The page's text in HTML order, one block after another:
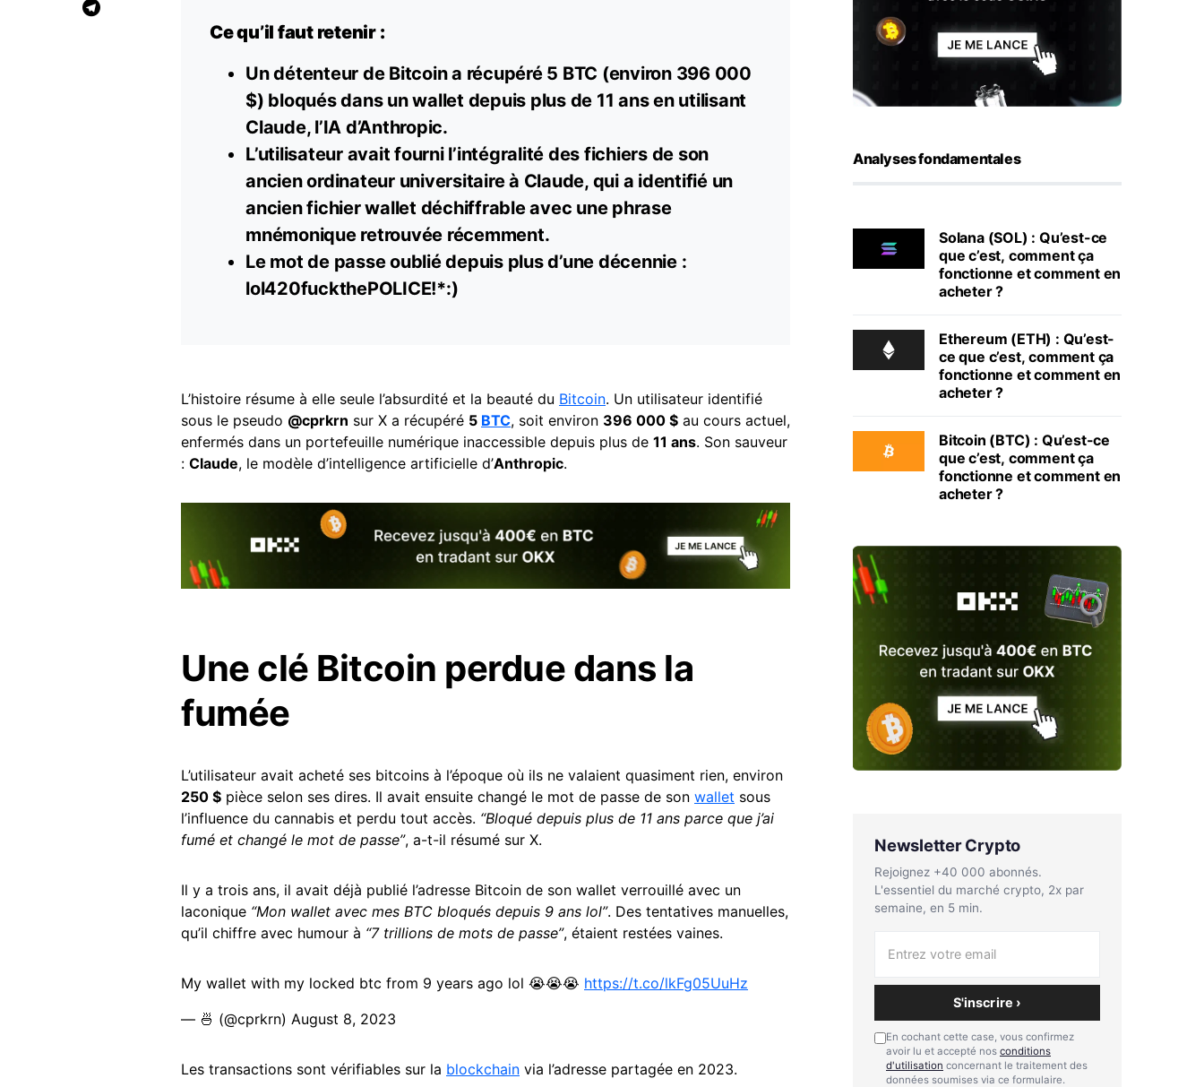
Ce qu’il faut retenir :
Un détenteur de Bitcoin a récupéré 5 BTC (environ 396 000
$) bloqués dans un wallet depuis plus de 11 ans en utilisant
Claude, l’IA d’Anthropic.
L’utilisateur avait fourni l’intégralité des fichiers de son
ancien ordinateur universitaire à Claude, qui a identifié un
ancien fichier wallet déchiffrable avec une phrase
mnémonique retrouvée récemment.
Le mot de passe oublié depuis plus d’une décennie :
lol420fuckthePOLICE!*:)
L’histoire résume à elle seule l’absurdité et la beauté du Bitcoin. Un utilisateur identifié
sous le pseudo @cprkrn sur X a récupéré 5 BTC, soit environ 396 000 $ au cours actuel,
enfermés dans un portefeuille numérique inaccessible depuis plus de 11 ans. Son sauveur
: Claude, le modèle d’intelligence artificielle d’Anthropic.
Une clé Bitcoin perdue dans la
fumée
L’utilisateur avait acheté ses bitcoins à l’époque où ils ne valaient quasiment rien, environ
250 $ pièce selon ses dires. Il avait ensuite changé le mot de passe de son wallet sous
l’influence du cannabis et perdu tout accès. “Bloqué depuis plus de 11 ans parce que j’ai
fumé et changé le mot de passe”, a-t-il résumé sur X.
Il y a trois ans, il avait déjà publié l’adresse Bitcoin de son wallet verrouillé avec un
laconique “Mon wallet avec mes BTC bloqués depuis 9 ans lol”. Des tentatives manuelles,
qu’il chiffre avec humour à “7 trillions de mots de passe”, étaient restées vaines.
My wallet with my locked btc from 9 years ago lol 😭😭😭 https://t.co/lkFg05UuHz
— 🍜 (@cprkrn) August 8, 2023
Les transactions sont vérifiables sur la blockchain via l’adresse partagée en 2023.
Analyses fondamentales
Solana (SOL) : Qu’est-ce
que c’est, comment ça
fonctionne et comment en
acheter ?
Ethereum (ETH) : Qu’est-
ce que c’est, comment ça
fonctionne et comment en
acheter ?
Bitcoin (BTC) : Qu’est-ce
que c’est, comment ça
fonctionne et comment en
acheter ?
Newsletter Crypto
Rejoignez +40 000 abonnés.
L'essentiel du marché crypto, 2x par
semaine, en 5 min.
S'inscrire ›
En cochant cette case, vous confirmez
avoir lu et accepté nos conditions
d'utilisation concernant le traitement des
données soumises via ce formulaire.